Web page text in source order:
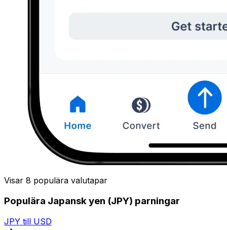
Visar 8 populära valutapar
Populära Japansk yen (JPY) parningar
JPY till USD